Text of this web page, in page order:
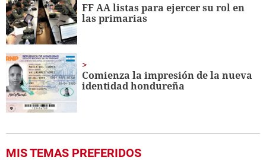
FF AA listas para ejercer su rol en
las primarias
Comienza la impresión de la nueva
identidad hondureña
MIS TEMAS PREFERIDOS